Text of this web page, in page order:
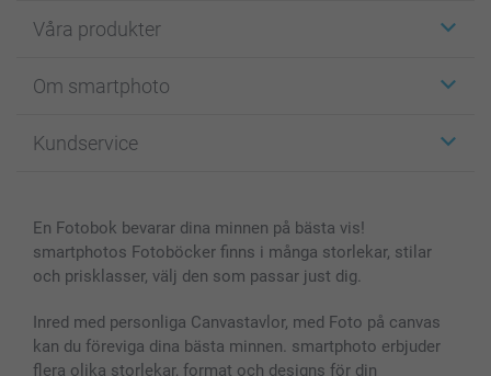
Våra produkter
Fotokort
Fotoböcker
Skal till Mobil & Surfplatta
MyNameBook
Fotoramar & Tillbehör
Presentkort
Om smartphoto
För affiliates
Sitemap
Villkor och garantier
Kundservice
smartbonus
Priser & betalning
En Fotobok bevarar dina minnen på bästa vis!
smartphotos Fotoböcker finns i många storlekar, stilar
och prisklasser, välj den som passar just dig.
Inred med personliga Canvastavlor, med Foto på canvas
kan du föreviga dina bästa minnen. smartphoto erbjuder
flera olika storlekar, format och designs för din